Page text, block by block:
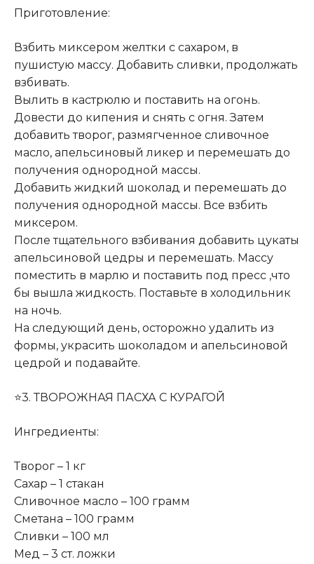
Приготовление:
Взбить миксером желтки с сахаром, в
пушистую массу. Добавить сливки, продолжать
взбивать.
Вылить в кастрюлю и поставить на огонь.
Довести до кипения и снять с огня. Затем
добавить творог, размягченное сливочное
масло, апельсиновый ликер и перемешать до
получения однородной массы.
Добавить жидкий шоколад и перемешать до
получения однородной массы. Все взбить
миксером.
После тщательного взбивания добавить цукаты
апельсиновой цедры и перемешать. Массу
поместить в марлю и поставить под пресс ,что
бы вышла жидкость. Поставьте в холодильник
на ночь.
На следующий день, осторожно удалить из
формы, украсить шоколадом и апельсиновой
цедрой и подавайте.
⭐3. ТВОРОЖНАЯ ПАСХА С КУРАГОЙ
Ингредиенты:
Творог – 1 кг
Сахар – 1 стакан
Сливочное масло – 100 грамм
Сметана – 100 грамм
Сливки – 100 мл
Мед – 3 ст. ложки